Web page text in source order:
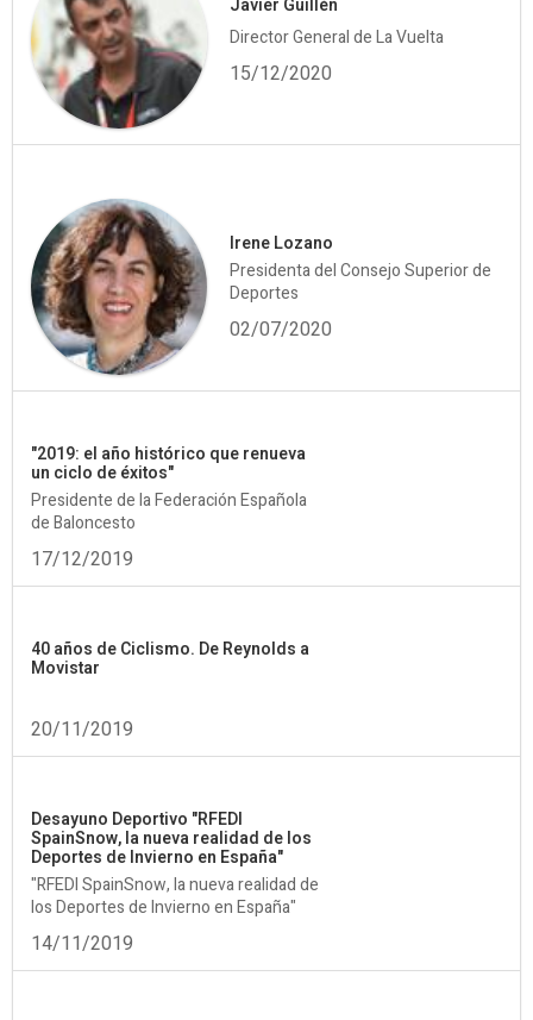
Javier Guillén
Director General de La Vuelta
15/12/2020
Irene Lozano
Presidenta del Consejo Superior de
Deportes
02/07/2020
"2019: el año histórico que renueva
un ciclo de éxitos"
Presidente de la Federación Española
de Baloncesto
17/12/2019
40 años de Ciclismo. De Reynolds a
Movistar
20/11/2019
Desayuno Deportivo "RFEDI
SpainSnow, la nueva realidad de los
Deportes de Invierno en España"
"RFEDI SpainSnow, la nueva realidad de
los Deportes de Invierno en España"
14/11/2019